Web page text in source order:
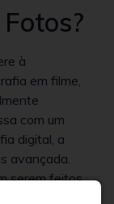
à
em filme,
com um
digital, a
avançada.
serem feitos